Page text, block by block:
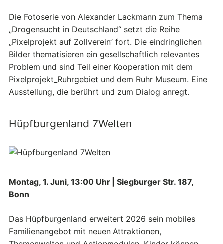
Die Fotoserie von Alexander Lackmann zum Thema
„Drogensucht in Deutschland“ setzt die Reihe
„Pixelprojekt auf Zollverein“ fort. Die eindringlichen
Bilder thematisieren ein gesellschaftlich relevantes
Problem und sind Teil einer Kooperation mit dem
Pixelprojekt_Ruhrgebiet und dem Ruhr Museum. Eine
Ausstellung, die berührt und zum Dialog anregt.
Hüpfburgenland 7Welten
Montag, 1. Juni, 13:00 Uhr | Siegburger Str. 187,
Bonn
Das Hüpfburgenland erweitert 2026 sein mobiles
Familienangebot mit neuen Attraktionen,